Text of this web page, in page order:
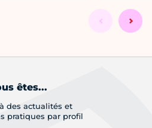
êtes...
des actualités et
pratiques par profil